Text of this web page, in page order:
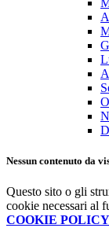
Nessun contenuto da
Questo sito o gli
cookie necessari al
COOKIE POLICY